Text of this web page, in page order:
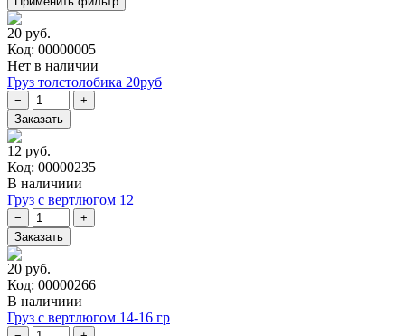
20 руб.
Код: 00000005
Нет в наличии
Груз толстолобика 20руб
12 руб.
Код: 00000235
В наличиии
Груз с вертлюгом 12
20 руб.
Код: 00000266
В наличиии
Груз с вертлюгом 14-16 гр